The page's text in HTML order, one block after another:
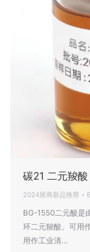
碳21 二元羧
2024展商新品推荐
BG-1550二元酸是
环二元羧酸。可用
用作工业清…